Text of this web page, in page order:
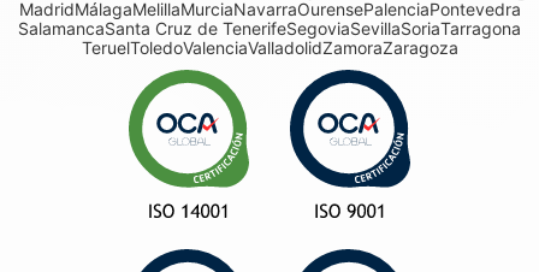
MadridMálagaMelillaMurciaNavarraOurensePalenciaPontevedra
SalamancaSanta Cruz de TenerifeSegoviaSevillaSoriaTarragona
TeruelToledoValenciaValladolidZamoraZaragoza